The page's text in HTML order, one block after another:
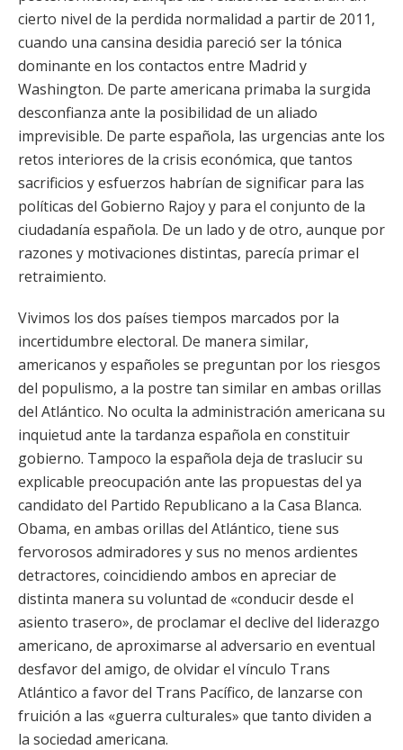
cierto nivel de la perdida normalidad a partir de 2011,
cuando una cansina desidia pareció ser la tónica
dominante en los contactos entre Madrid y
Washington. De parte americana primaba la surgida
desconfianza ante la posibilidad de un aliado
imprevisible. De parte española, las urgencias ante los
retos interiores de la crisis económica, que tantos
sacrificios y esfuerzos habrían de significar para las
políticas del Gobierno Rajoy y para el conjunto de la
ciudadanía española. De un lado y de otro, aunque por
razones y motivaciones distintas, parecía primar el
retraimiento.
Vivimos los dos países tiempos marcados por la
incertidumbre electoral. De manera similar,
americanos y españoles se preguntan por los riesgos
del populismo, a la postre tan similar en ambas orillas
del Atlántico. No oculta la administración americana su
inquietud ante la tardanza española en constituir
gobierno. Tampoco la española deja de traslucir su
explicable preocupación ante las propuestas del ya
candidato del Partido Republicano a la Casa Blanca.
Obama, en ambas orillas del Atlántico, tiene sus
fervorosos admiradores y sus no menos ardientes
detractores, coincidiendo ambos en apreciar de
distinta manera su voluntad de «conducir desde el
asiento trasero», de proclamar el declive del liderazgo
americano, de aproximarse al adversario en eventual
desfavor del amigo, de olvidar el vínculo Trans
Atlántico a favor del Trans Pacífico, de lanzarse con
fruición a las «guerra culturales» que tanto dividen a
la sociedad americana.